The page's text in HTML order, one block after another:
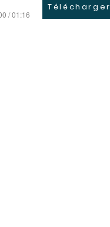
/ 01:16
Télécharger